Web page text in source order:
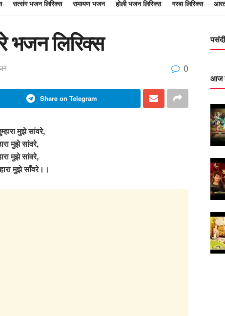
सत्संग भजन लिरिक्स रामायण भजन होली भजन लिरिक्स गरबा लिरिक्स
भजन लिरिक्स
0
Share on Telegram
मुझे सांवरे,
मुझे सांवरे,
मुझे सांवरे,
मुझे साँवरे।।
आज